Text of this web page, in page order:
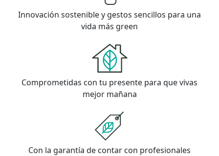
Innovación sostenible y gestos sencillos para una
vida más green
Comprometidas con tu presente para que vivas
mejor mañana
Con la garantía de contar con profesionales